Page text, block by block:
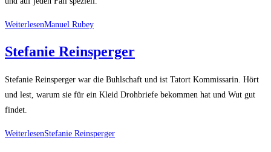
WeiterlesenManuel Rubey
Stefanie Reinsperger
Stefanie Reinsperger war die Buhlschaft und ist Tatort Kommissarin. Hört
und lest, warum sie für ein Kleid Drohbriefe bekommen hat und Wut gut
findet.
WeiterlesenStefanie Reinsperger